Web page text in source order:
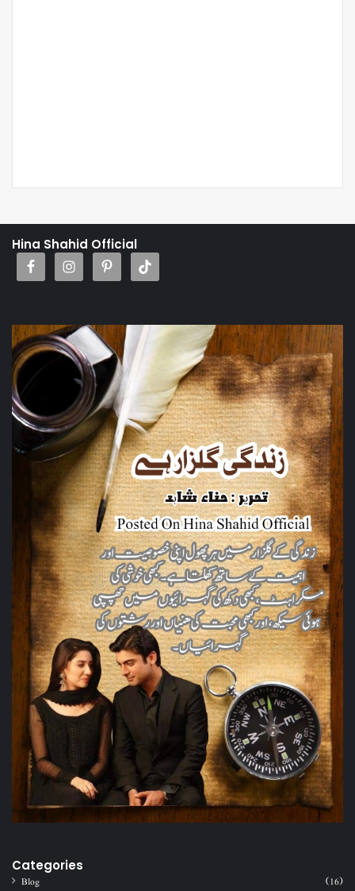
Hina Shahid Official
Categories
Blog
(16)